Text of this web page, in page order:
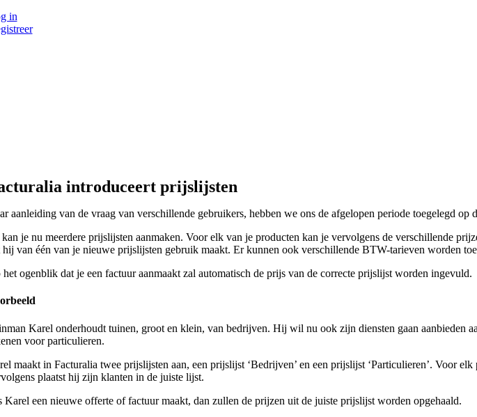
in
introduceert prijslijsten
aanleiding van de vraag van verschillende gebruikers, hebben we ons de afgelopen periode toegelegd
je nu meerdere prijslijsten aanmaken. Voor elk van je producten kan je vervolgens de verschillende
hij van één van je nieuwe prijslijsten gebruik maakt. Er kunnen ook verschillende BTW-tarieven worden
het ogenblik dat je een factuur aanmaakt zal automatisch de prijs van de correcte prijslijst worden ingevuld.
Karel onderhoudt tuinen, groot en klein, van bedrijven. Hij wil nu ook zijn diensten gaan aanbieden
voor particulieren.
maakt in Facturalia twee prijslijsten aan, een prijslijst ‘Bedrijven’ en een prijslijst ‘Particulieren’. Voor
plaatst hij zijn klanten in de juiste lijst.
Karel een nieuwe offerte of factuur maakt, dan zullen de prijzen uit de juiste prijslijst worden opgehaald.